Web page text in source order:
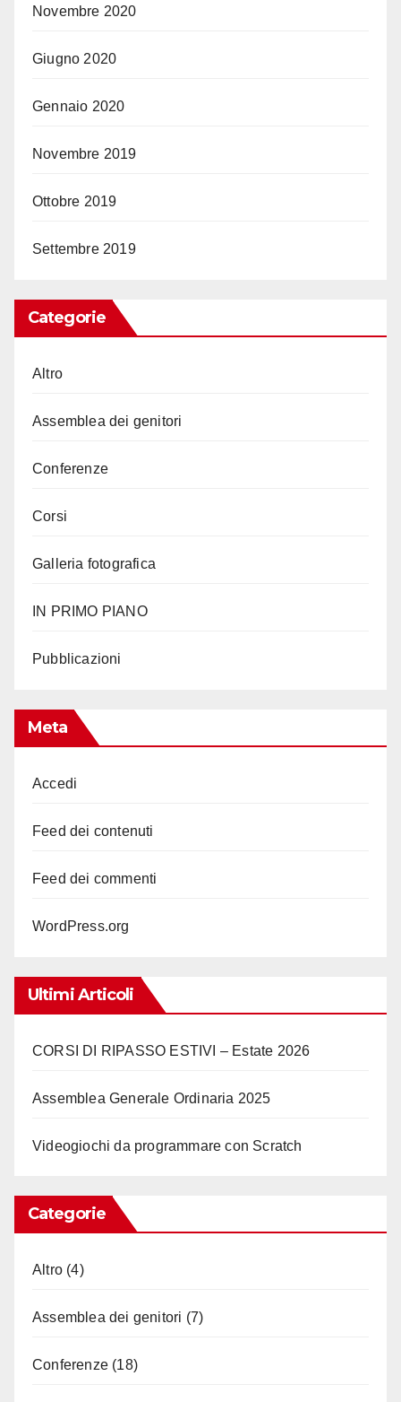
Novembre 2020
Giugno 2020
Gennaio 2020
Novembre 2019
Ottobre 2019
Settembre 2019
Categorie
Altro
Assemblea dei genitori
Conferenze
Corsi
Galleria fotografica
IN PRIMO PIANO
Pubblicazioni
Meta
Accedi
Feed dei contenuti
Feed dei commenti
WordPress.org
Ultimi Articoli
CORSI DI RIPASSO ESTIVI – Estate 2026
Assemblea Generale Ordinaria 2025
Videogiochi da programmare con Scratch
Categorie
Altro (4)
Assemblea dei genitori (7)
Conferenze (18)